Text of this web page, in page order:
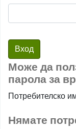
Може да
парола за
Потребителско
Нямате